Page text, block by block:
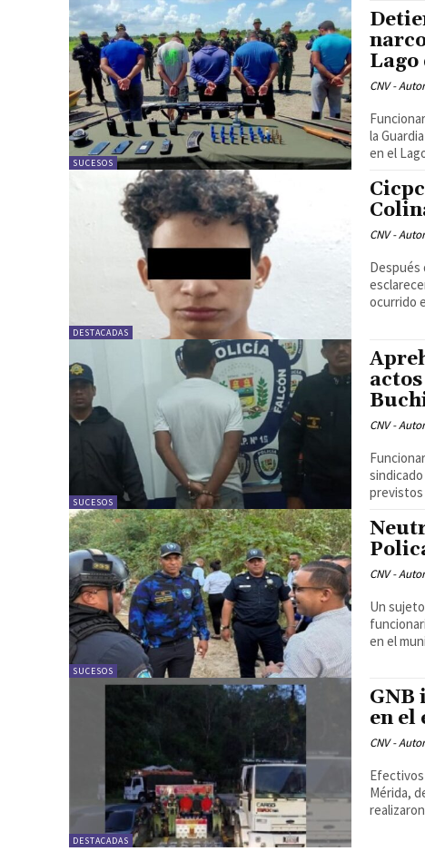
SUCESOS
Lago
CNV -
la
en el
DESTACADAS
CNV -
Después
ocurrido
SUCESOS
CNV -
previstos
SUCESOS
CNV -
Un
DESTACADAS
GNB
en el
CNV -
Efectivos
Mérida,
realizaron